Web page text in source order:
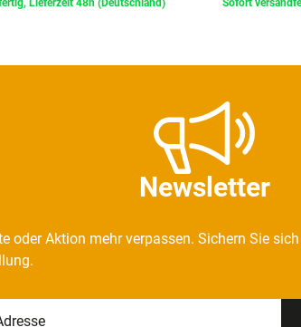
Newsletter
oder Aktion mehr verpassen. Sichern Sie